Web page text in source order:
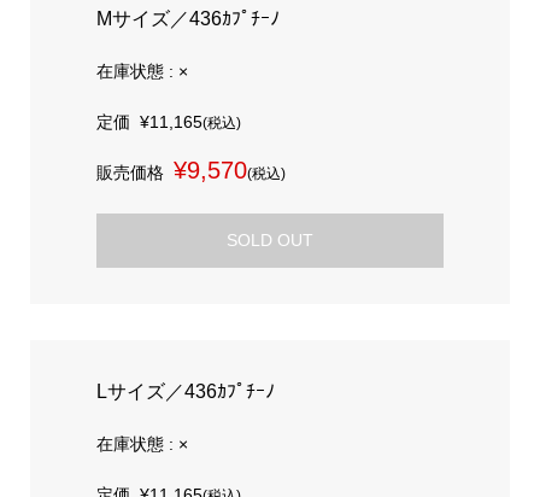
Mサイズ／436ｶﾌﾟﾁｰﾉ
在庫状態 : ×
定価 ¥11,165(税込)
販売価格 ¥9,570(税込)
SOLD OUT
Lサイズ／436ｶﾌﾟﾁｰﾉ
在庫状態 : ×